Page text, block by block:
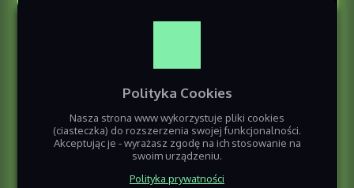
Polityka Cookies
Nasza strona www wykorzystuje pliki cookies
(ciasteczka) do rozszerzenia swojej funkcjonalności.
Akceptując je - wyrażasz zgodę na ich stosowanie na
swoim urządzeniu.
Polityka prywatności